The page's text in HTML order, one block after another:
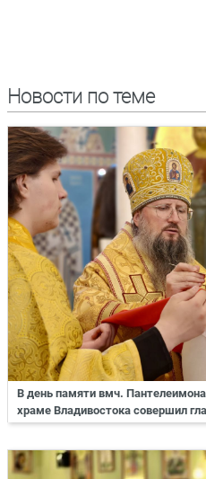
Новости по теме
В день памяти вмч.
храме Владивостока совершил